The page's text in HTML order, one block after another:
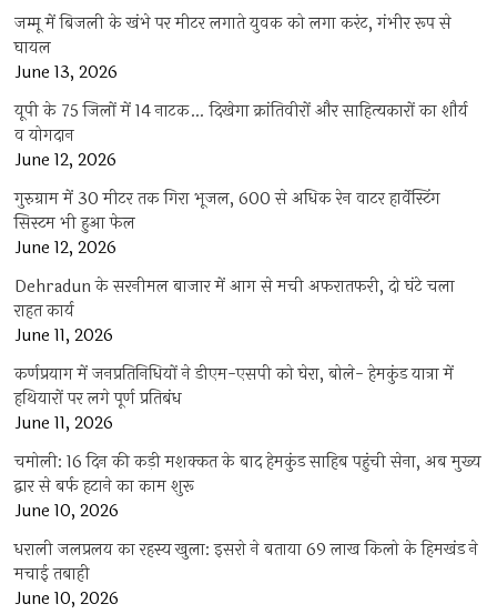
जम्मू में बिजली के खंभे पर मीटर लगाते युवक को लगा करंट, गंभीर रूप से
घायल
June 13, 2026
यूपी के 75 जिलों में 14 नाटक… दिखेगा क्रांतिवीरों और साहित्यकारों का शौर्य
व योगदान
June 12, 2026
गुरुग्राम में 30 मीटर तक गिरा भूजल, 600 से अधिक रेन वाटर हार्वेस्टिंग
सिस्टम भी हुआ फेल
June 12, 2026
Dehradun के सरनीमल बाजार में आग से मची अफरातफरी, दो घंटे चला
राहत कार्य
June 11, 2026
कर्णप्रयाग में जनप्रतिनिधियों ने डीएम-एसपी को घेरा, बोले- हेमकुंड यात्रा में
हथियारों पर लगे पूर्ण प्रतिबंध
June 11, 2026
चमोली: 16 दिन की कड़ी मशक्कत के बाद हेमकुंड साहिब पहुंची सेना, अब मुख्य
द्वार से बर्फ हटाने का काम शुरू
June 10, 2026
धराली जलप्रलय का रहस्य खुला: इसरो ने बताया 69 लाख किलो के हिमखंड ने
मचाई तबाही
June 10, 2026